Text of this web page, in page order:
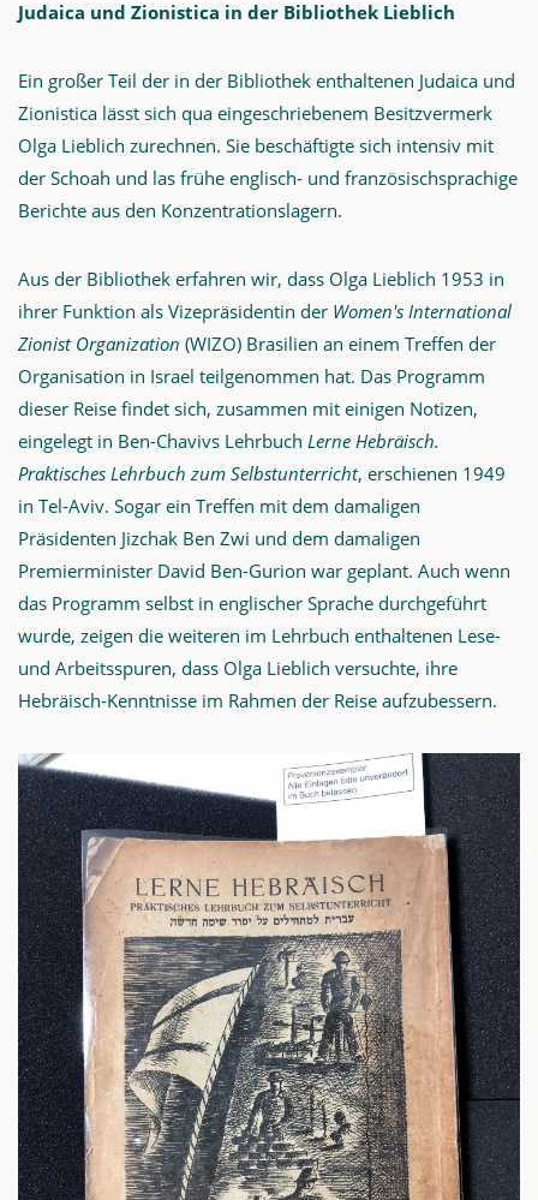
Judaica und Zionistica in der Bibliothek Lieblich
Ein großer Teil der in der Bibliothek enthaltenen Judaica und
Zionistica lässt sich qua eingeschriebenem Besitzvermerk
Olga Lieblich zurechnen. Sie beschäftigte sich intensiv mit
der Schoah und las frühe englisch- und französischsprachige
Berichte aus den Konzentrationslagern.
Aus der Bibliothek erfahren wir, dass Olga Lieblich 1953 in
ihrer Funktion als Vizepräsidentin der Women's International
Zionist Organization (WIZO) Brasilien an einem Treffen der
Organisation in Israel teilgenommen hat. Das Programm
dieser Reise findet sich, zusammen mit einigen Notizen,
eingelegt in Ben-Chavivs Lehrbuch Lerne Hebräisch.
Praktisches Lehrbuch zum Selbstunterricht, erschienen 1949
in Tel-Aviv. Sogar ein Treffen mit dem damaligen
Präsidenten Jizchak Ben Zwi und dem damaligen
Premierminister David Ben-Gurion war geplant. Auch wenn
das Programm selbst in englischer Sprache durchgeführt
wurde, zeigen die weiteren im Lehrbuch enthaltenen Lese-
und Arbeitsspuren, dass Olga Lieblich versuchte, ihre
Hebräisch-Kenntnisse im Rahmen der Reise aufzubessern.